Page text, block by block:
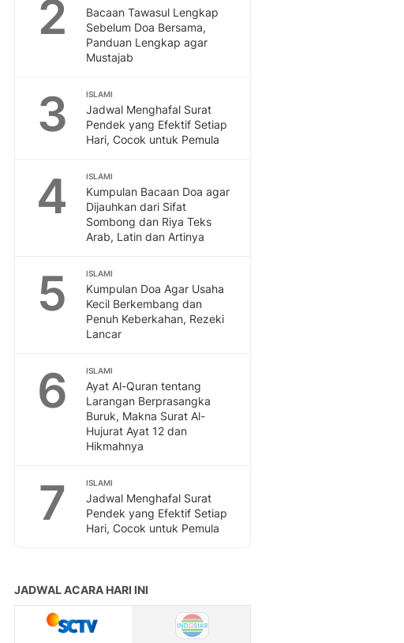
2
Bacaan Tawasul Lengkap
Sebelum Doa Bersama,
Panduan Lengkap agar
Mustajab
3 ISLAMI
Jadwal Menghafal Surat
Pendek yang Efektif Setiap
Hari, Cocok untuk Pemula
4 ISLAMI
Kumpulan Bacaan Doa agar
Dijauhkan dari Sifat
Sombong dan Riya Teks
Arab, Latin dan Artinya
5 ISLAMI
Kumpulan Doa Agar Usaha
Kecil Berkembang dan
Penuh Keberkahan, Rezeki
Lancar
6 ISLAMI
Ayat Al-Quran tentang
Larangan Berprasangka
Buruk, Makna Surat Al-
Hujurat Ayat 12 dan
Hikmahnya
7 ISLAMI
Jadwal Menghafal Surat
Pendek yang Efektif Setiap
Hari, Cocok untuk Pemula